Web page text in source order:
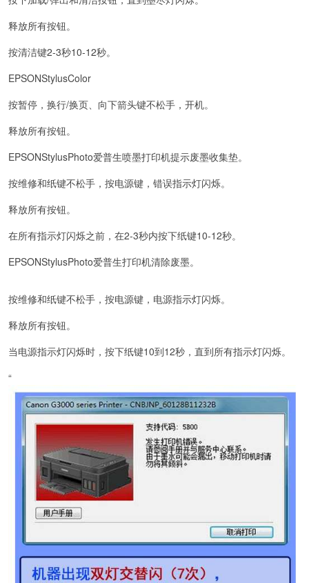
释放所有按钮。
按清洁键2-3秒10-12秒。
EPSONStylusColor
按暂停，换行/换页、向下箭头键不松手，开机。
释放所有按钮。
EPSONStylusPhoto爱普生喷墨打印机提示废墨收集垫。
按维修和纸键不松手，按电源键，错误指示灯闪烁。
释放所有按钮。
在所有指示灯闪烁之前，在2-3秒内按下纸键10-12秒。
EPSONStylusPhoto爱普生打印机清除废墨。
按维修和纸键不松手，按电源键，电源指示灯闪烁。
释放所有按钮。
当电源指示灯闪烁时，按下纸键10到12秒，直到所有指示灯闪烁。
“